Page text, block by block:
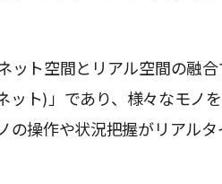
ット空間とリアル空間の融
ット)」であり、様々なモノ
の操作や状況把握がリアルタ